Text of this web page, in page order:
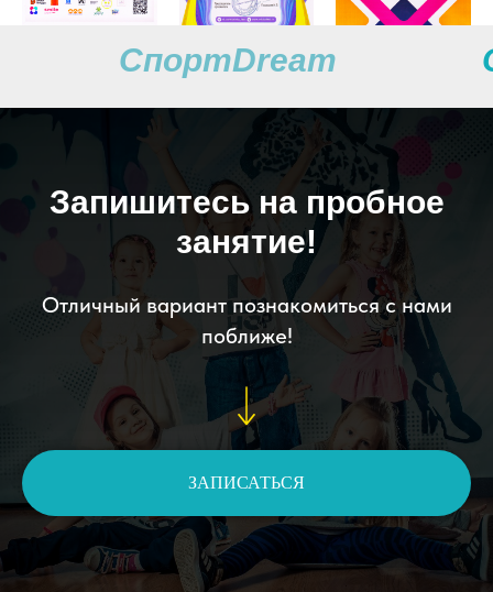
СпортDream
Запишитесь на пробное
занятие!
Отличный вариант познакомиться с нами
поближе!
ЗАПИСАТЬСЯ